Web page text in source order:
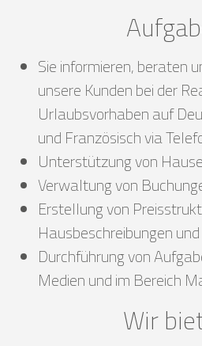
Sie informieren, beraten
unsere Kunden bei der
Urlaubsvorhaben auf
und Französisch via
Unterstützung von
Verwaltung von
Erstellung von
Hausbeschreibungen
Durchführung von
Medien und im Bereich
Wir